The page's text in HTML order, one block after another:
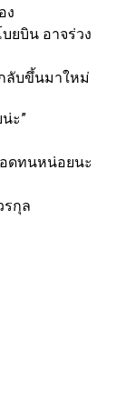
ง
ยบิน อาจร่วง
กลับขึ้นมาใหม่
ะ”
อดทนหน่อยนะ
รกุล